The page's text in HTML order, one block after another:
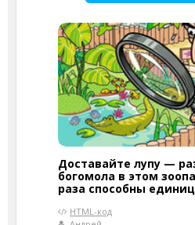
Доставайте лупу —
богомола в этом
раза способны
HTML-код